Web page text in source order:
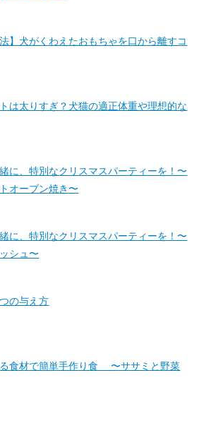
法】犬がくわえたおもちゃを口から離すコ
は太りすぎ？犬猫の適正体重や理想的な
に、特別なクリスマスパーティーを！〜
オーブン焼き〜
に、特別なクリスマスパーティーを！〜
シュ〜
の与え方
食材で簡単手作り食 〜ササミと野菜